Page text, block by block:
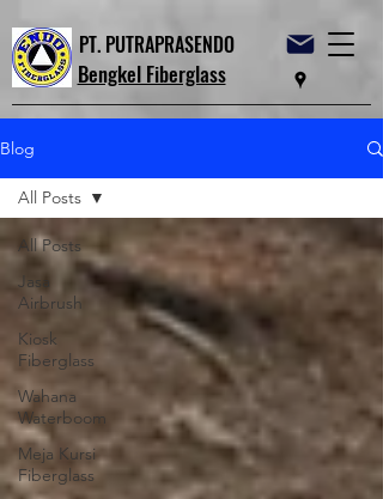
PT. PUTRAPRASENDO
Bengkel Fiberglass
Blog
All Posts
Jasa
Airbrush
Kiosk
Fiberglass
Wahana
Waterboom
Meja Kursi
Fiberglass
All Posts